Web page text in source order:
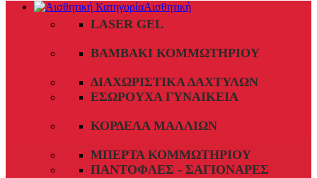
Αισθητική
LASER GEL
ΒΑΜΒΆΚΙ ΚΟΜΜΩΤΗΡΊΟΥ
ΔΙΑΧΩΡΙΣΤΙΚΆ ΔΑΧΤΎΛΩΝ
ΕΣΏΡΟΥΧΑ ΓΥΝΑΙΚΕΊΑ
ΚΟΡΔΈΛΑ ΜΑΛΛΙΏΝ
ΜΠΈΡΤΑ ΚΟΜΜΩΤΗΡΊΟΥ
ΠΑΝΤΌΦΛΕΣ - ΣΑΓΙΟΝΆΡΕΣ